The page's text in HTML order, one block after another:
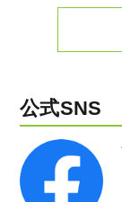
公式SNS